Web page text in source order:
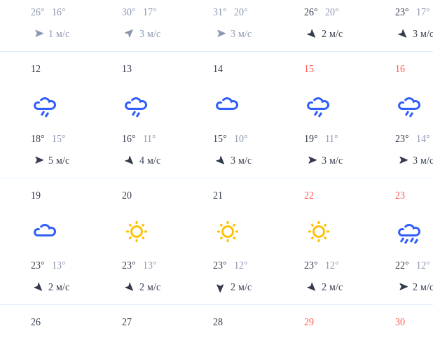
26° 16°
1 м/с
30° 17°
3 м/с
31° 20°
3 м/с
26° 20
2 м/с
23° 17°
3 м/
12
18° 15°
5 м/с
13
16° 11°
4 м/с
14
15° 10°
3 м/с
15
19° 11°
3 м/с
16
23° 14°
3 м/
19
23° 13°
2 м/с
20
23° 13°
2 м/с
21
23° 12°
2 м/с
22
23° 12°
2 м/с
23
22° 12°
2 м/
26 27 28 29 30